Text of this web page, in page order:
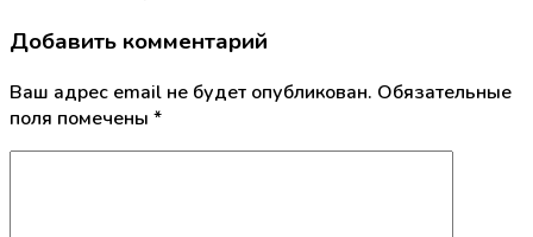
Добавить комментарий
Ваш адрес email не будет опубликован. Обязательные
поля помечены *